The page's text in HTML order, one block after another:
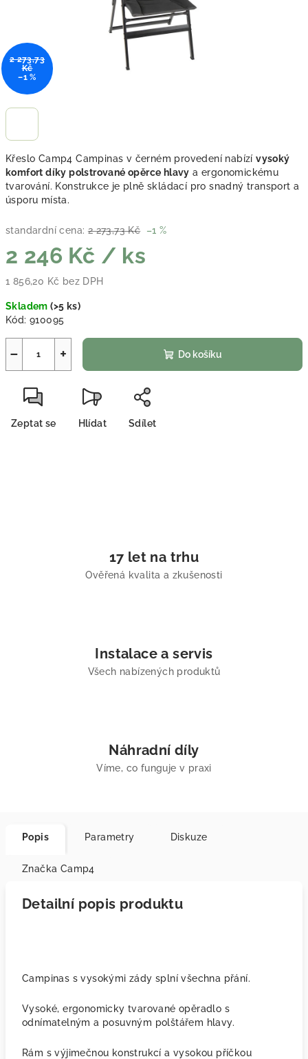
Křeslo Camp4 Campinas v černém provedení nabízívysoký
komfort díky polstrované opěrce hlavy a ergonomickému
tvarování. Konstrukce je plně skládací pro snadný transport a
úsporu místa.
standardní cena: 2 273,73 Kč –1 %
2 246 Kč / ks
1 856,20 Kč bez DPH
Skladem(>5 ks)
Kód: 910095
+
− Do košíku
Zeptat se Hlídat Sdílet
2 273,73
Kč
–1 %
17 let na trhu
Ověřená kvalita a zkušenosti
Instalace a servis
Všech nabízených produktů
Náhradní díly
Víme, co funguje v praxi
Popis Parametry Diskuze
Značka Camp4
Detailní popis produktu
Campinas s vysokými zády splní všechna přání.
Vysoké, ergonomicky tvarované opěradlo s
odnímatelným a posuvným polštářem hlavy.
Rám s výjimečnou konstrukcí a vysokou příčkou